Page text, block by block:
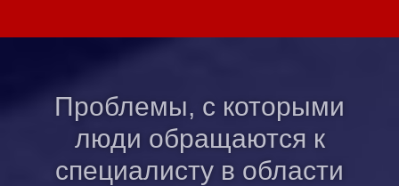
Проблемы, с которыми
люди обращаются к
специалисту в области